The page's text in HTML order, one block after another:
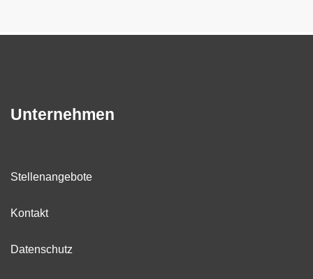
Unternehmen
Stellenangebote
Kontakt
Datenschutz